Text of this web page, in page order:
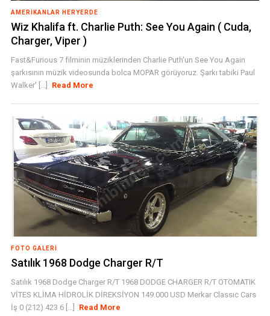
AMERIKANLAR HERYERDE
Wiz Khalifa ft. Charlie Puth: See You Again ( Cuda,
Charger, Viper )
Fast&Furious 7 filminin müziklerinden Charlie Puth'un See You Again
şarkısının müzik videosunda bolca MOPAR görüyoruz. Şarkı tabiki Paul
Walker' [...]
Read More
FOTO GALERI
Satılık 1968 Dodge Charger R/T
Satılık 1968 Dodge Charger R/T 1968 DODGE CHARGER R/T OTOMATIK
VİTES KLİMA HİDROLİK DİREKSİYON 149.000 USD Merkar Classıc Cars
İş 0 (212) 423 6 [...]
Read More